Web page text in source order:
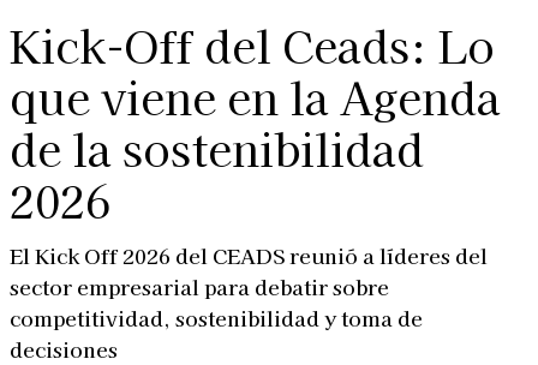
Kick-Off del Ceads: Lo
que viene en la Agenda
de la sostenibilidad
2026
El Kick Off 2026 del CEADS reunió a líderes del
sector empresarial para debatir sobre
competitividad, sostenibilidad y toma de
decisiones